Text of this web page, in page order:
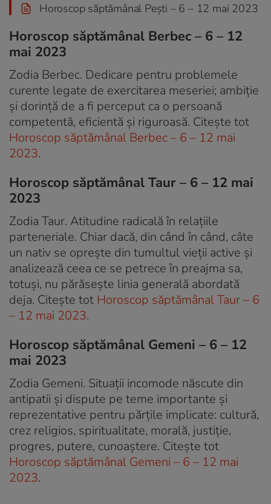
Horoscop săptămânal Pești – 6 – 12 mai 2023
Horoscop săptămânal Berbec – 6 – 12
mai 2023
Zodia Berbec. Dedicare pentru problemele
curente legate de exercitarea meseriei; ambiție
și dorință de a fi perceput ca o persoană
competentă, eficientă și riguroasă. Citește tot
Horoscop săptămânal Berbec – 6 – 12 mai
2023.
Horoscop săptămânal Taur – 6 – 12 mai
2023
Zodia Taur. Atitudine radicală în relațiile
parteneriale. Chiar dacă, din când în când, câte
un nativ se oprește din tumultul vieții active și
analizează ceea ce se petrece în preajma sa,
totuși, nu părăsește linia generală abordată
deja. Citește tot Horoscop săptămânal Taur – 6
– 12 mai 2023.
Horoscop săptămânal Gemeni – 6 – 12
mai 2023
Zodia Gemeni. Situații incomode născute din
antipatii și dispute pe teme importante și
reprezentative pentru părțile implicate: cultură,
crez religios, spiritualitate, morală, justiție,
progres, putere, cunoaștere. Citește tot
Horoscop săptămânal Gemeni – 6 – 12 mai
2023.